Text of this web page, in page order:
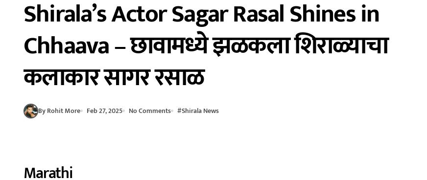
Shirala’s Actor Sagar Rasal Shines in
Chhaava – छावामध्ये झळकला शिराळ्याचा
कलाकार सागर रसाळ
By Rohit More Feb 27, 2025 No Comments #Shirala News
Marathi